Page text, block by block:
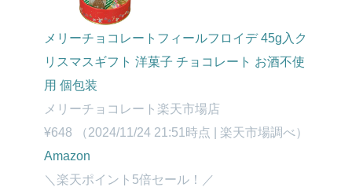
メリーチョコレートフィールフロイデ 45g入ク
リスマスギフト 洋菓子 チョコレート お酒不使
用 個包装
メリーチョコレート楽天市場店
¥648
（2024/11/24 21:51時点 | 楽天市場調べ）
Amazon
＼楽天ポイント5倍セール！／